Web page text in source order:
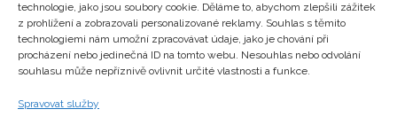
technologie, jako jsou soubory cookie. Děláme to, abychom zlepšili zážitek
z prohlížení a zobrazovali personalizované reklamy. Souhlas s těmito
technologiemi nám umožní zpracovávat údaje, jako je chování při
procházení nebo jedinečná ID na tomto webu. Nesouhlas nebo odvolání
souhlasu může nepříznivě ovlivnit určité vlastnosti a funkce.
Spravovat služby
Kategorie produktů
Zajímavosti